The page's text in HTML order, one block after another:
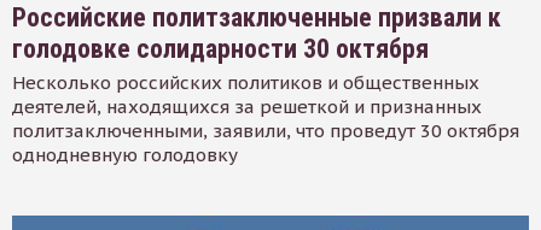
Российские политзаключенные призвали к
голодовке солидарности 30 октября
Несколько российских политиков и общественных
деятелей, находящихся за решеткой и признанных
политзаключенными, заявили, что проведут 30 октября
однодневную голодовку